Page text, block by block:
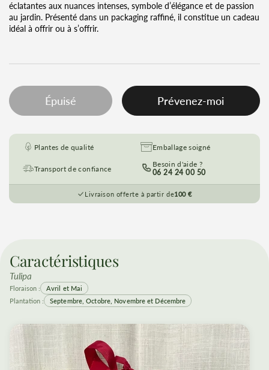
éclatantes aux nuances intenses, symbole d’élégance et de passion
au jardin. Présenté dans un packaging raffiné, il constitue un cadeau
idéal à offrir ou à s’offrir.
Épuisé Prévenez-moi
Plantes de qualité Emballage soigné
Transport de confiance
Besoin d'aide ?
06 24 24 00 50
Livraison offerte à partir de100 €
Caractéristiques
Tulipa
Floraison :
Avril et Mai
Plantation :
Septembre, Octobre, Novembre et Décembre